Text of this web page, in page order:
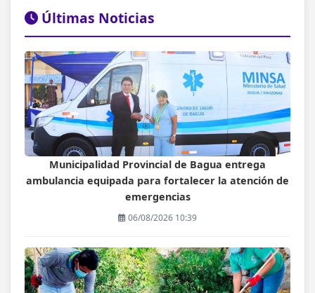
Últimas Noticias
Municipalidad Provincial de Bagua entrega
ambulancia equipada para fortalecer la atención de
emergencias
06/08/2026 10:39